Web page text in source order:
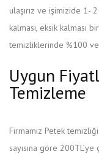
ulaşırız ve işimizide 1-
kalması, eksik kalması
temizliklerinde %100
Uygun
Temizleme
Firmamız Petek
sayısına göre